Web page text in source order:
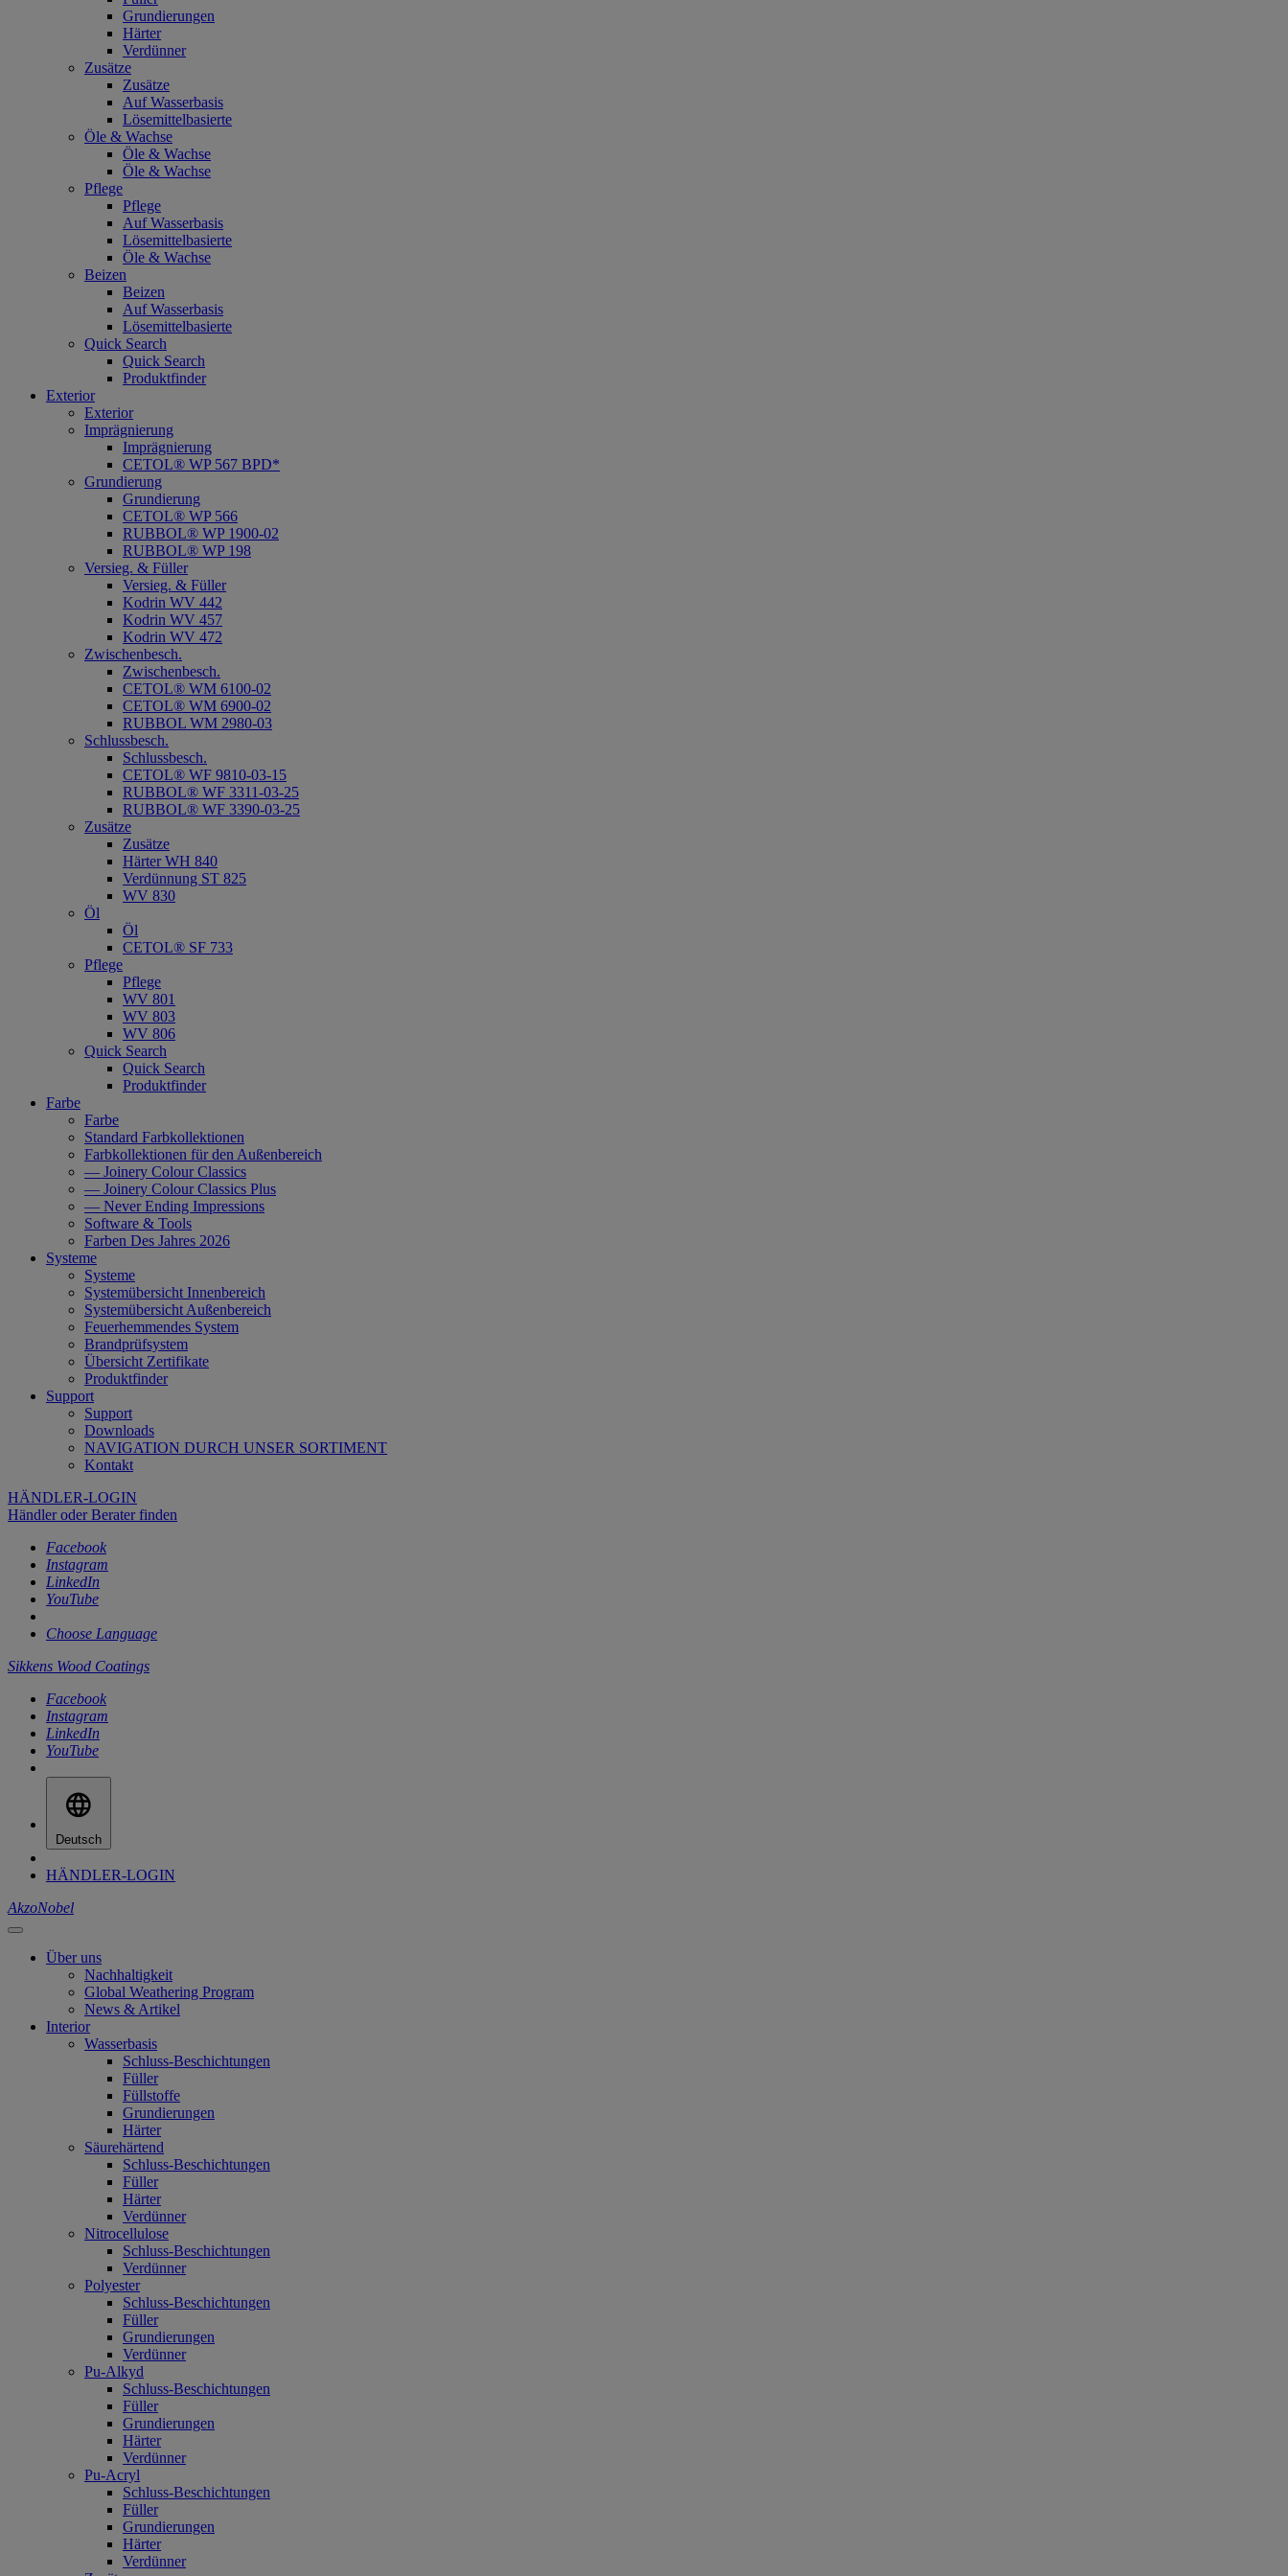
Grundierungen
Härter
Verdünner
Zusätze
Zusätze
Auf Wasserbasis
Lösemittelbasierte
Öle & Wachse
Öle & Wachse
Öle & Wachse
Pflege
Pflege
Auf Wasserbasis
Lösemittelbasierte
Öle & Wachse
Beizen
Beizen
Auf Wasserbasis
Lösemittelbasierte
Quick Search
Quick Search
Produktfinder
Exterior
Exterior
Imprägnierung
Imprägnierung
CETOL® WP 567 BPD*
Grundierung
Grundierung
CETOL® WP 566
RUBBOL® WP 1900-02
RUBBOL® WP 198
Versieg. & Füller
Versieg. & Füller
Kodrin WV 442
Kodrin WV 457
Kodrin WV 472
Zwischenbesch.
Zwischenbesch.
CETOL® WM 6100-02
CETOL® WM 6900-02
RUBBOL WM 2980-03
Schlussbesch.
Schlussbesch.
CETOL® WF 9810-03-15
RUBBOL® WF 3311-03-25
RUBBOL® WF 3390-03-25
Zusätze
Zusätze
Härter WH 840
Verdünnung ST 825
WV 830
Öl
Öl
CETOL® SF 733
Pflege
Pflege
WV 801
WV 803
WV 806
Quick Search
Quick Search
Produktfinder
Farbe
Farbe
Standard Farbkollektionen
Farbkollektionen für den Außenbereich
— Joinery Colour Classics
— Joinery Colour Classics Plus
— Never Ending Impressions
Software & Tools
Farben Des Jahres 2026
Systeme
Systeme
Systemübersicht Innenbereich
Systemübersicht Außenbereich
Feuerhemmendes System
Brandprüfsystem
Übersicht Zertifikate
Produktfinder
Support
Support
Downloads
NAVIGATION DURCH UNSER SORTIMENT
Kontakt
HÄNDLER-LOGIN
Händler oder Berater finden
Facebook
Instagram
LinkedIn
YouTube
Choose Language
Sikkens Wood Coatings
Facebook
Instagram
LinkedIn
YouTube
Deutsch
HÄNDLER-LOGIN
AkzoNobel
Über uns
Nachhaltigkeit
Global Weathering Program
News & Artikel
Interior
Wasserbasis
Schluss-Beschichtungen
Füller
Füllstoffe
Grundierungen
Härter
Säurehärtend
Schluss-Beschichtungen
Füller
Härter
Verdünner
Nitrocellulose
Schluss-Beschichtungen
Verdünner
Polyester
Schluss-Beschichtungen
Füller
Grundierungen
Verdünner
Pu-Alkyd
Schluss-Beschichtungen
Füller
Grundierungen
Härter
Verdünner
Pu-Acryl
Schluss-Beschichtungen
Füller
Grundierungen
Härter
Verdünner